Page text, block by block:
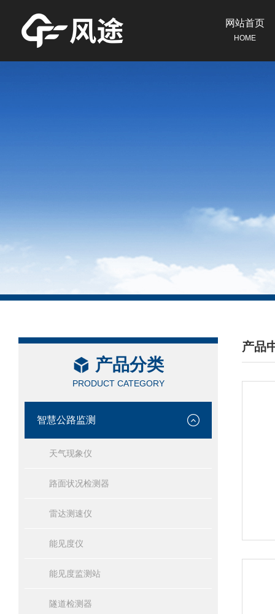
网站首页
HOME
产品分类
PRODUCT CATEGORY
智慧公路监测
天气现象仪
路面状况检测器
雷达测速仪
能见度仪
能见度监测站
隧道检测器
产品
/